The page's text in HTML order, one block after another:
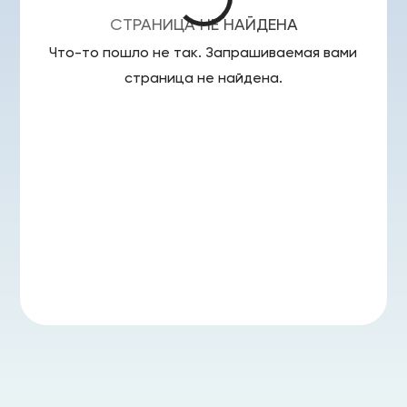
СТРАНИЦА НЕ НАЙДЕНА
Что-то пошло не так. Запрашиваемая вами
страница не найдена.